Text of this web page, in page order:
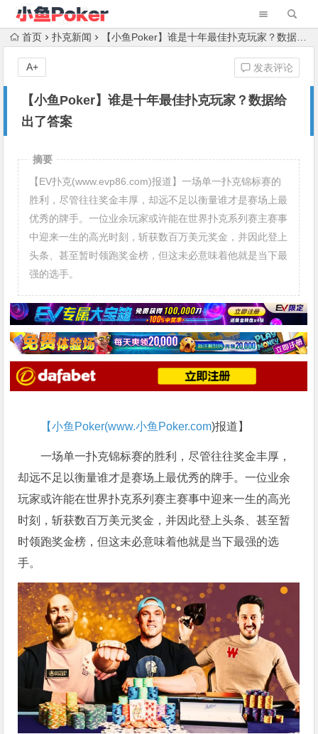
首页 扑克新闻 【小鱼Poker】谁是十年最佳扑克玩家？数据给出了答案
【小鱼Poker】谁是十年最佳扑克玩家？数据给
出了答案
发表评论
A+
摘要
【EV扑克(www.evp86.com)报道】一场单一扑克锦标赛的
胜利，尽管往往奖金丰厚，却远不足以衡量谁才是赛场上最
优秀的牌手。一位业余玩家或许能在世界扑克系列赛主赛事
中迎来一生的高光时刻，斩获数百万美元奖金，并因此登上
头条、甚至暂时领跑奖金榜，但这未必意味着他就是当下最
强的选手。
【小鱼Poker(www.小鱼Poker.com)报道】
一场单一扑克锦标赛的胜利，尽管往往奖金丰厚，
却远不足以衡量谁才是赛场上最优秀的牌手。一位业余
玩家或许能在世界扑克系列赛主赛事中迎来一生的高光
时刻，斩获数百万美元奖金，并因此登上头条、甚至暂
时领跑奖金榜，但这未必意味着他就是当下最强的选
手。